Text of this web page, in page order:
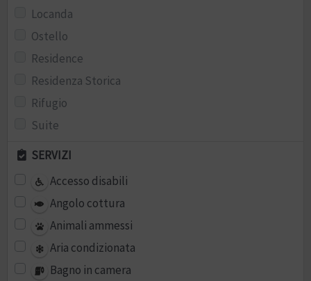
Locanda
Ostello
Residence
Residenza Storica
Rifugio
Suite
SERVIZI
Accesso disabili
Angolo cottura
Animali ammessi
Aria condizionata
Bagno in camera